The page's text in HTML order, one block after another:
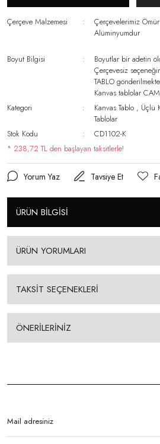
Çerçeve Malzemesi
Çerçevelerimiz
Alüminyumdur
Boyut Bilgisi
Boyutlar bir adetin
Çerçevesiz
TABLO
Kanvas tablolar
Kategori
Kanvas Tablo , Üçlü
Tablolar
Stok Kodu
CD1102-K
* 238,72 TL den başlayan taksitlerle!
Yorum Yaz Tavsiye Et
ÜRÜN BİLGİSİ
ÜRÜN YORUMLARI
TAKSİT SEÇENEKLERİ
ÖNERİLERİNİZ